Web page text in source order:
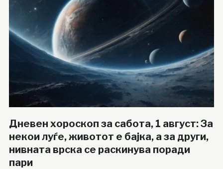
Дневен хороскоп за сабота, 1 август: За
некои луѓе, животот е бајка, а за други,
нивната врска се раскинува поради
пари